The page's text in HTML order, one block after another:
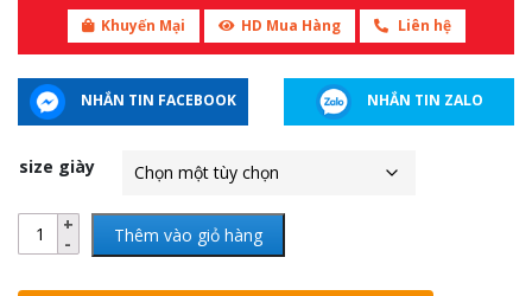
Khuyến Mại HD Mua Hàng Liên hệ
NHẮN TIN FACEBOOK NHẮN TIN ZALO
size giày
Thêm vào giỏ hàng